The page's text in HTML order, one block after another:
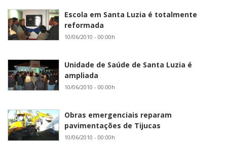
Escola em Santa Luzia é totalmente
reformada
10/06/2010 - 00:00h
Unidade de Saúde de Santa Luzia é
ampliada
10/06/2010 - 00:00h
Obras emergenciais reparam
pavimentações de Tijucas
10/06/2010 - 00:00h